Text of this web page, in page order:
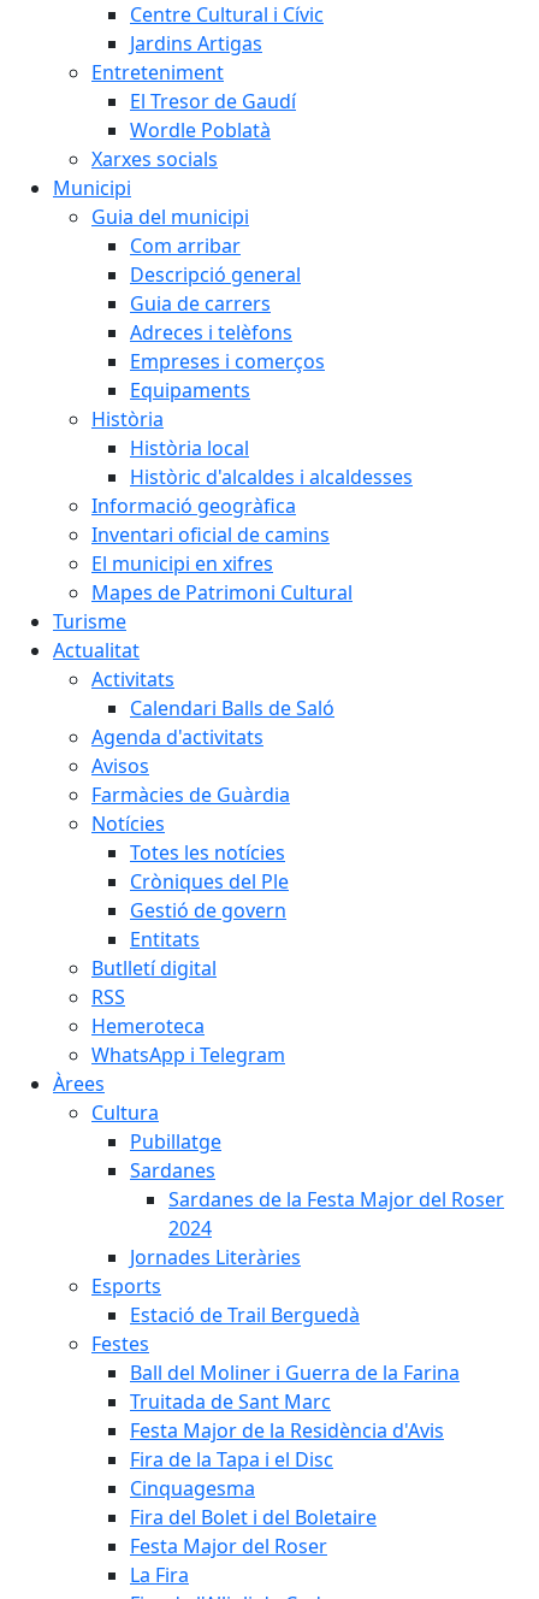
Centre Cultural i Cívic
Jardins Artigas
Entreteniment
El Tresor de Gaudí
Wordle Poblatà
Xarxes socials
Municipi
Guia del municipi
Com arribar
Descripció general
Guia de carrers
Adreces i telèfons
Empreses i comerços
Equipaments
Història
Història local
Històric d'alcaldes i alcaldesses
Informació geogràfica
Inventari oficial de camins
El municipi en xifres
Mapes de Patrimoni Cultural
Turisme
Actualitat
Activitats
Calendari Balls de Saló
Agenda d'activitats
Avisos
Farmàcies de Guàrdia
Notícies
Totes les notícies
Cròniques del Ple
Gestió de govern
Entitats
Butlletí digital
RSS
Hemeroteca
WhatsApp i Telegram
Àrees
Cultura
Pubillatge
Sardanes
Sardanes de la Festa Major del Roser
2024
Jornades Literàries
Esports
Estació de Trail Berguedà
Festes
Ball del Moliner i Guerra de la Farina
Truitada de Sant Marc
Festa Major de la Residència d'Avis
Fira de la Tapa i el Disc
Cinquagesma
Fira del Bolet i del Boletaire
Festa Major del Roser
La Fira